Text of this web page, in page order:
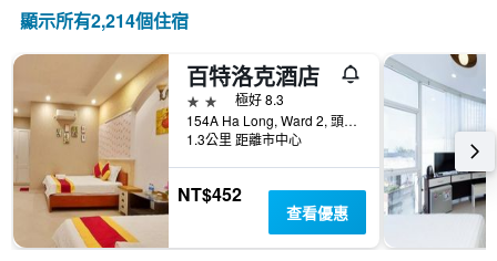
顯示所有2,214​個住宿
百特洛克酒店
2星級
極好 8.3
154A Ha Long, Ward 2, 頭頓, 越南
1.3公里 距離市中心
NT$452
查看優惠